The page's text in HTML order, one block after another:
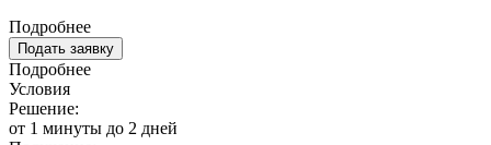
Подробнее
Подать заявку
Подробнее
Условия
Решение:
от 1 минуты до 2 дней